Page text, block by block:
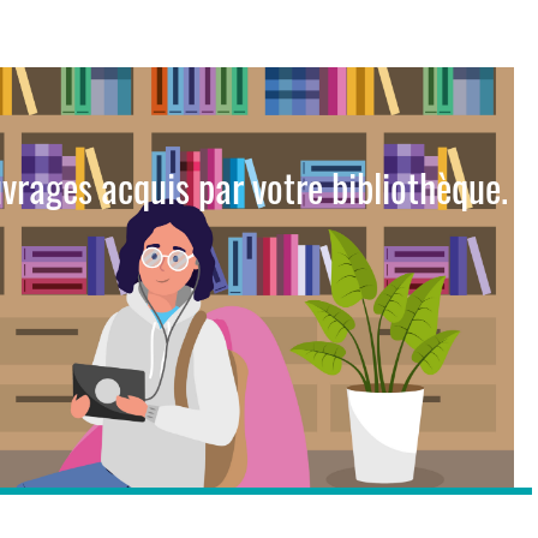
acquis par votre bibliothèque.